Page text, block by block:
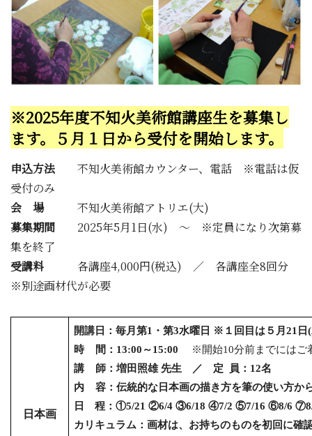
※2025年度不知火美術館講座生を募集し
ます。５月１日から受付を開始します。
申込方法 不知火美術館カウンター、電話 ※電話は仮
受付のみ
会 場 不知火美術館アトリエ(大)
募集期間 2025年5月1日(水) ～ ※定員になり次第募
集を終了
受講料 各講座4,000円(税込) ／ 各講座全8回分
※別途画材代が必要
日本画
開講日：毎月第1 ・第3水曜日 ※１回目は５月21日(
時
間： 13:00 ～15:00 ※開始10分前までにはご
講
師：増田照雄 先生 ／ 定 員： 12名
内
容：伝統的な日本画の描き方を筆の使い方か
日 程：①5/21②6/4③6/18④7/2⑤7/16⑥8/6⑦
カリキュラム：画材は、お持ちのものを初回に確